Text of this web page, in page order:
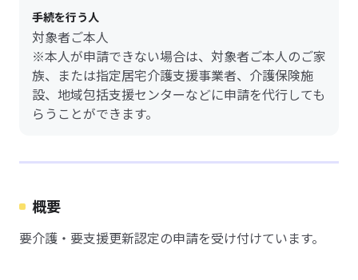
手続を行う人
対象者ご本人
※本人が申請できない場合は、対象者ご本人のご家
族、または指定居宅介護支援事業者、介護保険施
設、地域包括支援センターなどに申請を代行しても
らうことができます。
概要
要介護・要支援更新認定の申請を受け付けています。